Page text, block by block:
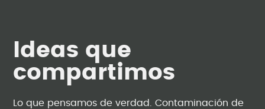
Ideas que
compartimos
Lo que pensamos de verdad. Contaminación de